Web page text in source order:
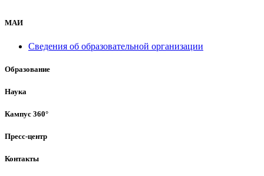
МАИ
Сведения об образовательной организации
Образование
Наука
Кампус 360°
Пресс-центр
Контакты